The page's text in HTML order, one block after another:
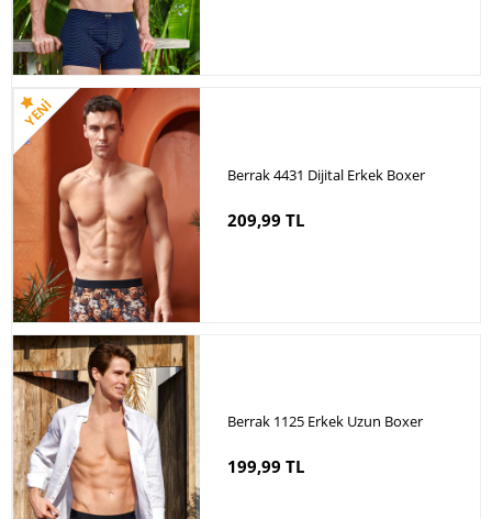
Berrak 4431 Dijital Erkek Boxer
209,99 TL
Berrak 1125 Erkek Uzun Boxer
199,99 TL